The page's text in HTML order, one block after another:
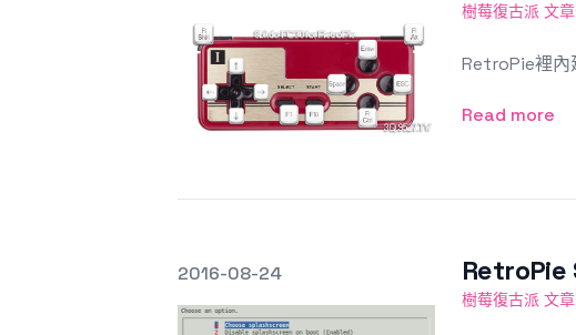
樹莓復古派 文
RetroPie裡內
Read more
發文於
2016-08-24
RetroPie
樹莓復古派 文